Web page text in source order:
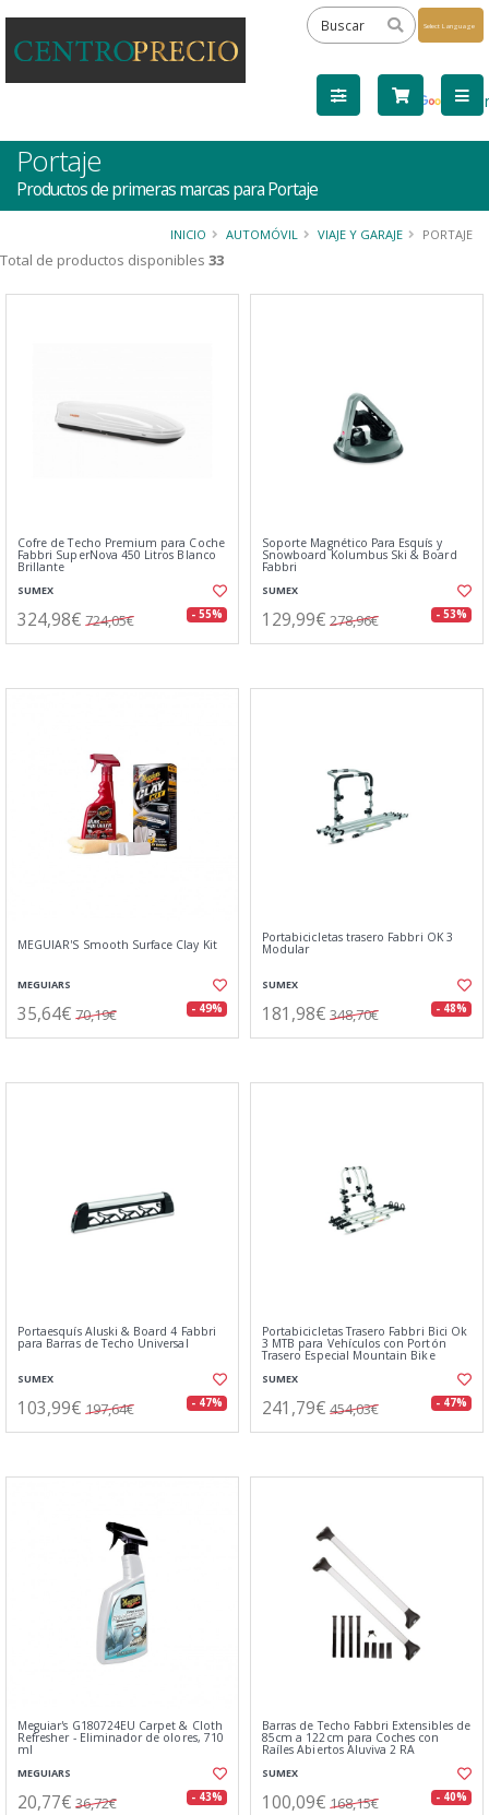
by
Portaje
Productos de primeras marcas para Portaje
INICIO AUTOMÓVIL VIAJE Y GARAJE PORTAJE
Total de productos disponibles 33
Cofre de Techo Premium para Coche
Fabbri SuperNova 450 Litros Blanco
Brillante
SUMEX
324,98€ 724,05€ - 55%
Soporte Magnético Para Esquís y
Snowboard Kolumbus Ski & Board
Fabbri
SUMEX
129,99€ 278,96€ - 53%
MEGUIAR'S Smooth Surface Clay Kit
MEGUIARS
35,64€ 70,19€ - 49%
Portabicicletas trasero Fabbri OK 3
Modular
SUMEX
181,98€ 348,70€ - 48%
Portaesquís Aluski & Board 4 Fabbri
para Barras de Techo Universal
SUMEX
103,99€ 197,64€ - 47%
Portabicicletas Trasero Fabbri Bici Ok
3 MTB para Vehículos con Portón
Trasero Especial Mountain Bike
SUMEX
241,79€ 454,03€ - 47%
Meguiar's G180724EU Carpet & Cloth
Refresher - Eliminador de olores, 710
ml
MEGUIARS
20,77€ 36,72€ - 43%
Barras de Techo Fabbri Extensibles de
85cm a 122cm para Coches con
Raíles Abiertos Aluviva 2 RA
SUMEX
100,09€ 168,15€ - 40%